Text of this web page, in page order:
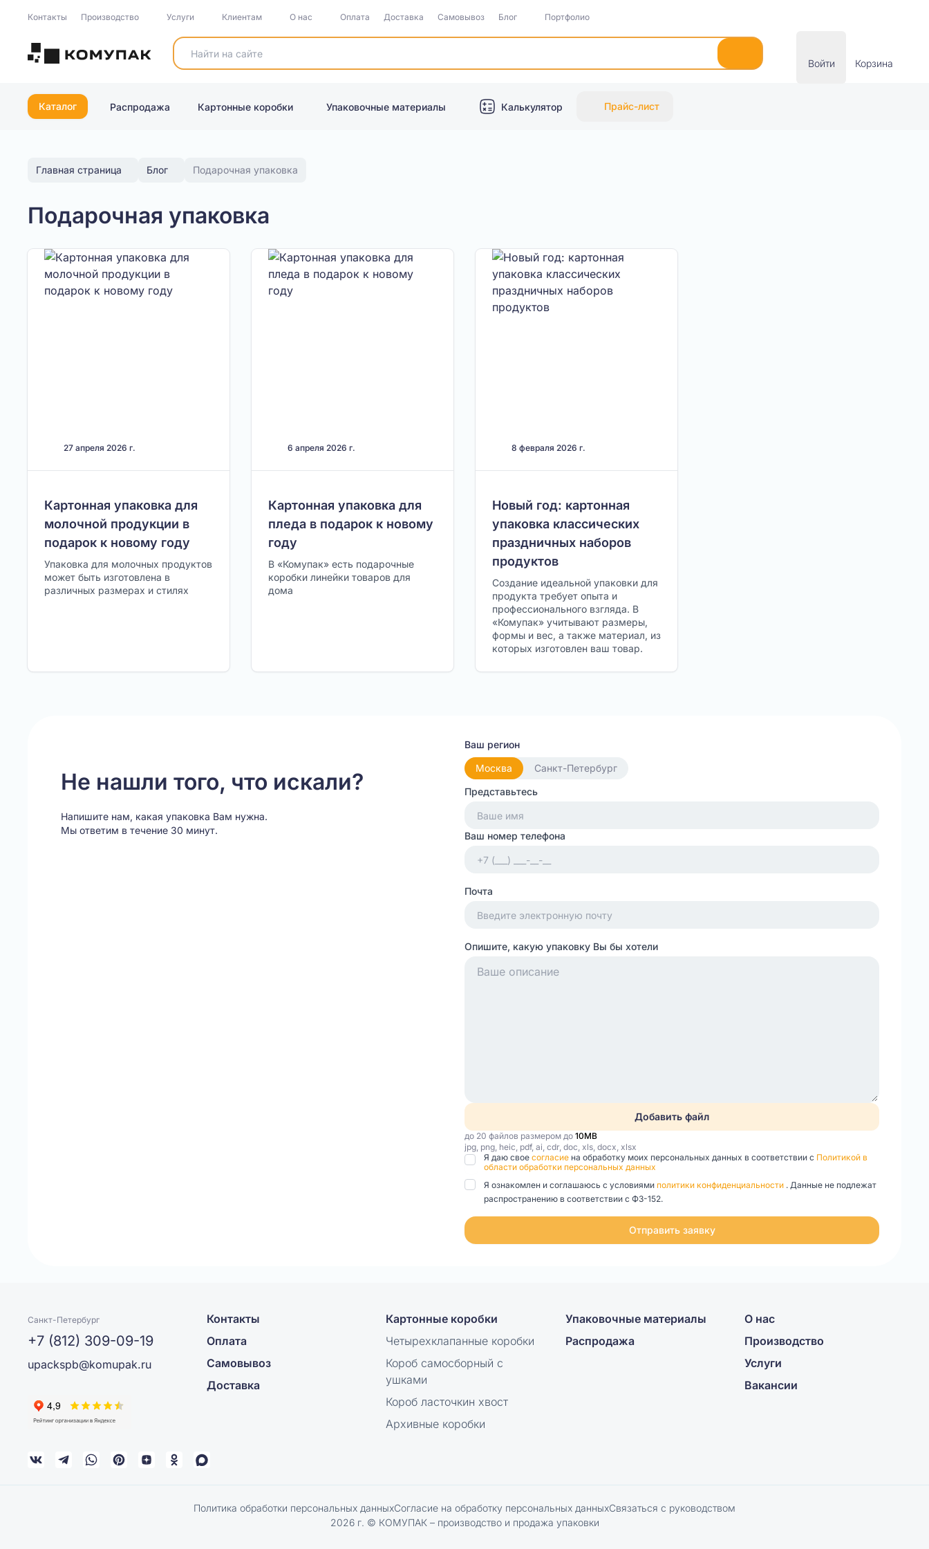
Контакты Производство Услуги Клиентам О нас Оплата Доставка Самовывоз Блог Портфолио
Войти Корзина
Каталог Распродажа Картонные коробки Упаковочные материалы Калькулятор Прайс-лист
Главная страница Блог Подарочная упаковка
Подарочная упаковка
27 апреля 2026 г.
Картонная упаковка для
молочной продукции в
подарок к новому году
Упаковка для молочных продуктов
может быть изготовлена в
различных размерах и стилях
6 апреля 2026 г.
Картонная упаковка для
пледа в подарок к новому
году
В «Комупак» есть подарочные
коробки линейки товаров для
дома
8 февраля 2026 г.
Новый год: картонная
упаковка классических
праздничных наборов
продуктов
Создание идеальной упаковки для
продукта требует опыта и
профессионального взгляда. В
«Комупак» учитывают размеры,
формы и вес, а также материал, из
которых изготовлен ваш товар.
Не нашли того, что искали?
Напишите нам, какая упаковка Вам нужна.
Мы ответим в течение 30 минут.
Ваш регион
Москва
Санкт-Петербург
Представьтесь
Ваш номер телефона
Почта
Опишите, какую упаковку Вы бы хотели
Добавить файл
до 20 файлов размером до 10MB
jpg, png, heic, pdf, ai, cdr, doc, xls, docx, xlsx
Я даю свое согласие на обработку моих персональных данных в соответствии с Политикой в
области обработки персональных данных
Я ознакомлен и соглашаюсь с условиями политики конфиденциальности . Данные не подлежат
распространению в соответствии с ФЗ-152.
Отправить заявку
Санкт-Петербург
+7 (812) 309-09-19
upackspb@komupak.ru
Контакты
Оплата
Самовывоз
Доставка
Картонные коробки
Четырехклапанные коробки
Короб самосборный с
ушками
Короб ласточкин хвост
Архивные коробки
Упаковочные материалы
Распродажа
О нас
Производство
Услуги
Вакансии
Политика обработки персональных данныхСогласие на обработку персональных данныхСвязаться с руководством
2026 г. © КОМУПАК – производство и продажа упаковки